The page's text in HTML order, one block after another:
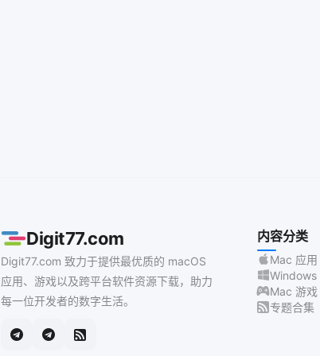
Digit77.com
Digit77.com 致力于提供最优质的 macOS
应用、游戏以及跨平台软件资源下载，助力
每一位开发者的数字生活。
内容分类
Mac 应用
Windows
Mac 游戏
专题合集